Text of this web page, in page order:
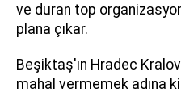
ve duran top
plana çıkar.
Beşiktaş'ın Hradec
mahal vermemek adına